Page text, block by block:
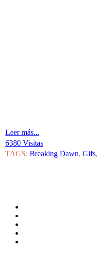
Leer más...
6380 Visitas
TAGS: Breaking Dawn, Gifs,